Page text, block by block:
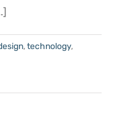
,technology,